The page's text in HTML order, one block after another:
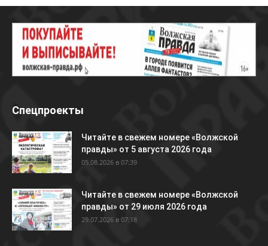
Спецпроекты
Читайте в свежем номере «Волжской
правды» от 5 августа 2026 года
05.08.2026 в 07:39
Читайте в свежем номере «Волжской
правды» от 29 июля 2026 года
29.07.2026 в 07:18